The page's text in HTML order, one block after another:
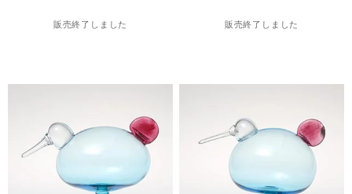
販売終了しました 販売終了しました